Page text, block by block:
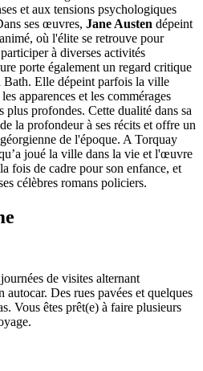
et aux tensions psychologiques
ses œuvres, Jane Austen dépeint
où l'élite se retrouve pour
à diverses activités
porte également un regard critique
Bath. Elle dépeint parfois la ville
apparences et les commérages
plus profondes. Cette dualité dans sa
la profondeur à ses récits et offre un
de l'époque. A Torquay
joué la ville dans la vie et l'œuvre
fois de cadre pour son enfance, et
célèbres romans policiers.
de visites alternant
autocar. Des rues pavées et quelques
Vous êtes prêt(e) à faire plusieurs